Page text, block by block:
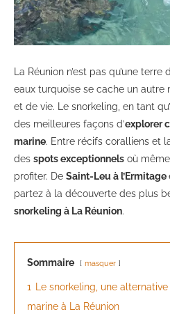
La Réunion n’est pas qu’une
eaux turquoise se cache un autre
et de vie. Le snorkeling, en tant qu’
des meilleures façons d’explorer
marine. Entre récifs coralliens et
des spots exceptionnels où
profiter. De Saint-Leu à l’Ermitage
partez à la découverte des plus
snorkeling à La Réunion.
Sommaire masquer
1
Le snorkeling, une
marine à La Réunion